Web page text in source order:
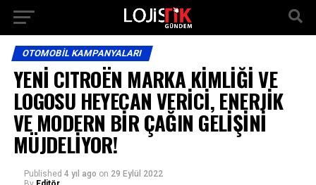
OTOMOBIL KAMPANYALARI
YENİ CITROËN MARKA KİMLİĞİ VE
LOGOSU HEYECAN VERİCİ, ENERJİK
VE MODERN BİR ÇAĞIN GELİŞİNİ
MÜJDELİYOR!
Published 4 yıl ago on 29 Eylül 2022